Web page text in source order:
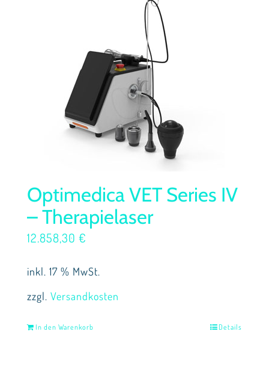
Optimedica VET Series IV
– Therapielaser
12.858,30 €
inkl. 17 % MwSt.
zzgl. Versandkosten
In den Warenkorb Details